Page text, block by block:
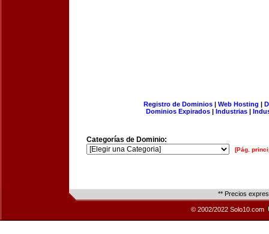
Registro de Dominios| Web Hosting |
Dominios Expirados | Industrias |
Categorías de Dominio:
[Pág.
** Precios
© 2002/2022 Solo10.com